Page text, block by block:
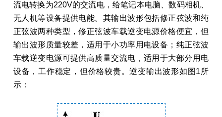
流电转换为220V的交流电，给笔记本电脑、数码相机、
无人机等设备提供电能。其输出波形包括修正弦波和纯
正弦波两种类型，修正弦波车载逆变电源价格便宜，但
输出波形质量较差，适用于小功率用电设备；纯正弦波
车载逆变电源可提供高质量交流电，适用于大部分用电
设备，工作稳定，但价格较贵。逆变输出波形如图1所
示：